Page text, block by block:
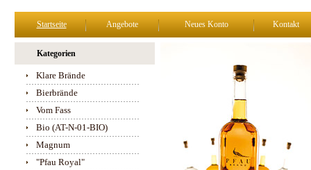
Startseite Angebote Neues Konto Kontakt
Kategorien
Klare Brände
Bierbrände
Vom Fass
Bio (AT-N-01-BIO)
Magnum
"Pfau Royal"